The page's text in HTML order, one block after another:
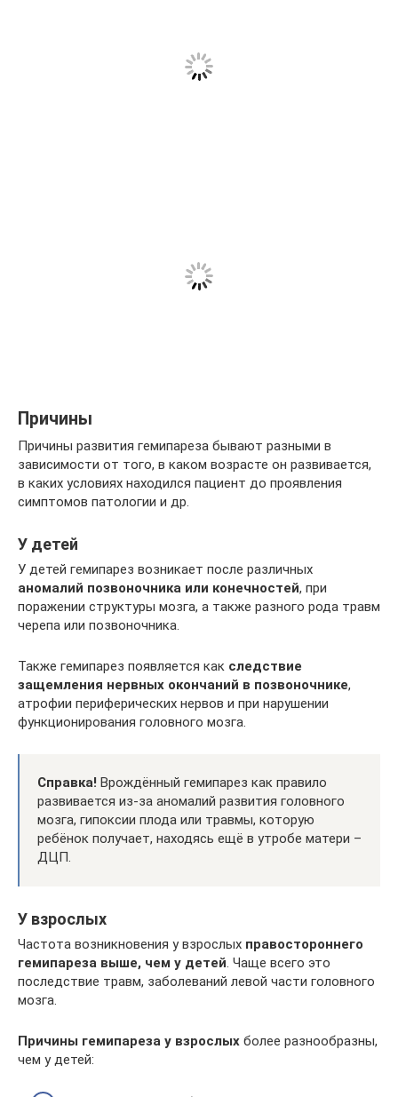
Причины
Причины развития гемипареза бывают разными в
зависимости от того, в каком возрасте он развивается,
в каких условиях находился пациент до проявления
симптомов патологии и др.
У детей
У детей гемипарез возникает после различных
аномалий позвоночника или конечностей, при
поражении структуры мозга, а также разного рода травм
черепа или позвоночника.
Также гемипарез появляется как следствие
защемления нервных окончаний в позвоночнике,
атрофии периферических нервов и при нарушении
функционирования головного мозга.
Справка! Врождённый гемипарез как правило
развивается из-за аномалий развития головного
мозга, гипоксии плода или травмы, которую
ребёнок получает, находясь ещё в утробе матери –
ДЦП.
У взрослых
Частота возникновения у взрослых правостороннего
гемипареза выше, чем у детей . Чаще всего это
последствие травм, заболеваний левой части головного
мозга.
Причины гемипареза у взрослых более разнообразны,
чем у детей: